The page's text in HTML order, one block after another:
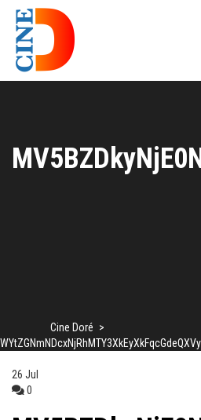
Cine Doré >
26 Jul
0